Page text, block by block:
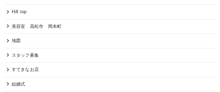
Hill top
美容室 高松市 岡本町
地図
スタッフ募集
すてきなお店
結婚式